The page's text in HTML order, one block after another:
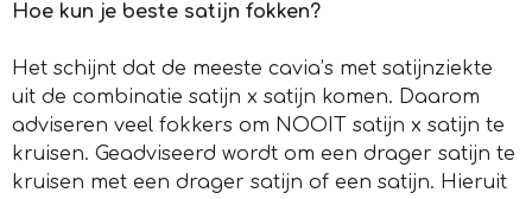
Hoe kun je beste satijn fokken?
Het schijnt dat de meeste cavia’s met satijnziekte
uit de combinatie satijn x satijn komen. Daarom
adviseren veel fokkers om NOOIT satijn x satijn te
kruisen. Geadviseerd wordt om een drager satijn te
kruisen met een drager satijn of een satijn. Hieruit